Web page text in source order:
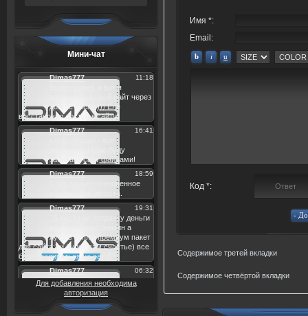
Мини-чат
Для добавления необходима
авторизация
Имя *:
Email:
Код *:
Содержимое третей вкладки
Содержимое четвёртой вкладки